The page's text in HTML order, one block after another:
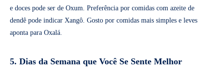
e doces pode ser de Oxum. Preferência por comidas com azeite de
dendê pode indicar Xangô. Gosto por comidas mais simples e leves
aponta para Oxalá.
5. Dias da Semana que Você Se Sente Melhor